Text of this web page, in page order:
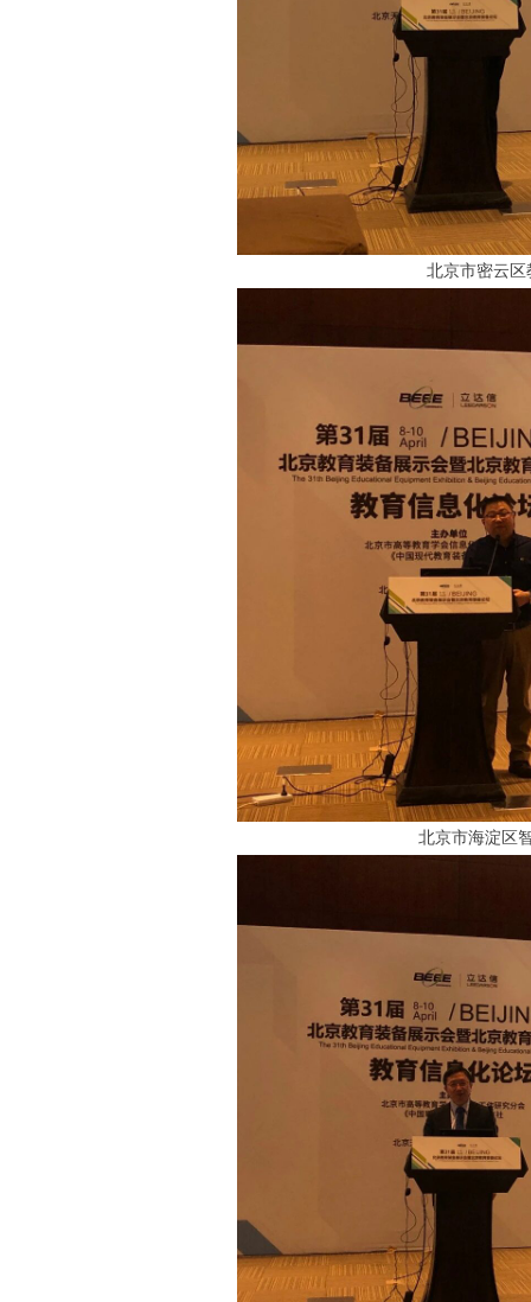
北京市密云
北京市海淀区